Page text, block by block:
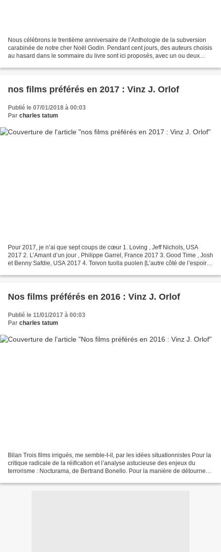
Nous célébrons le trentième anniversaire de l’Anthologie de la subversion
carabinée de notre cher Noël Godin. Pendant cent jours, des auteurs choisis
au hasard dans le sommaire du livre sont ici proposés, avec un ou deux
nos films préférés en 2017 : Vinz J. Orlof
Publié le 07/01/2018 à 00:03
Par charles tatum
Pour 2017, je n’ai que sept coups de cœur 1. Loving , Jeff Nichols, USA
2017 2. L’Amant d’un jour , Philippe Garrel, France 2017 3. Good Time , Josh
et Benny Safdie, USA 2017 4. Toivon tuolla puolen [L’autre côté de l’espoir],
Nos films préférés en 2016 : Vinz J. Orlof
Publié le 11/01/2017 à 00:03
Par charles tatum
Bilan Trois films irrigués, me semble-t-il, par les idées situationnistes Pour la
critique radicale de la réification et l’analyse astucieuse des enjeux du
terrorisme : Nocturama, de Bertrand Bonello. Pour la manière de détourner